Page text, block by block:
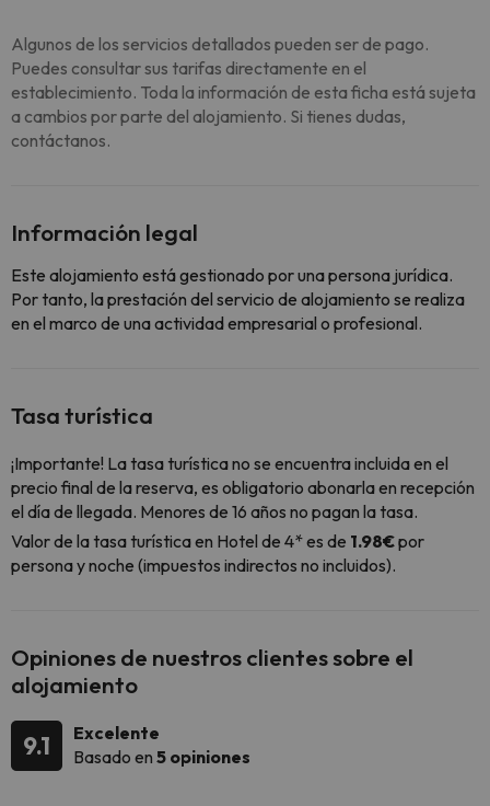
Algunos de los servicios detallados pueden ser de pago.
Puedes consultar sus tarifas directamente en el
establecimiento. Toda la información de esta ficha está sujeta
a cambios por parte del alojamiento. Si tienes dudas,
contáctanos.
Información legal
Este alojamiento está gestionado por una persona jurídica.
Por tanto, la prestación del servicio de alojamiento se realiza
en el marco de una actividad empresarial o profesional.
Tasa turística
¡Importante! La tasa turística no se encuentra incluida en el
precio final de la reserva, es obligatorio abonarla en recepción
el día de llegada. Menores de 16 años no pagan la tasa.
Valor de la tasa turística en Hotel de 4* es de 1.98€por
persona y noche (impuestos indirectos no incluidos).
Opiniones de nuestros clientes sobre el
alojamiento
9.1
Excelente
Basado en 5 opiniones